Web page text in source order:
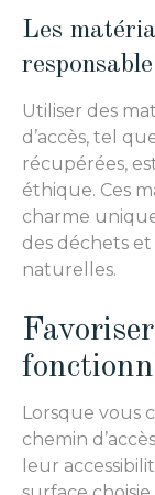
Les
responsable
Utiliser des
d’accès, tel
récupérées,
éthique. Ces
charme
des déchets
naturelles.
Lorsque vous
chemin
leur